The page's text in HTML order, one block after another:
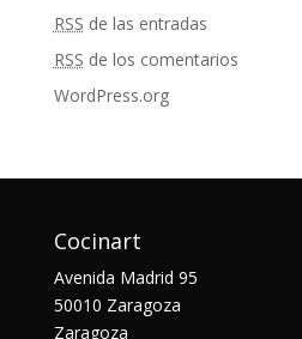
RSS de las entradas
RSS de los comentarios
WordPress.org
Cocinart
Avenida Madrid 95
50010 Zaragoza
Zaragoza